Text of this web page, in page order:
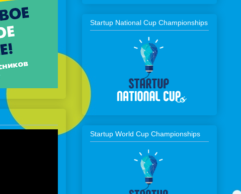
Startup National Cup Championships
Startup World Cup Championships